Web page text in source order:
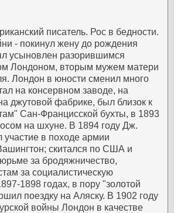
писатель. Рос в бедности.
- покинул жену до рождения
усыновлен разорившимся
Лондоном, вторым мужем матери
Лондон в юности сменил много
на консервном заводе, на
джутовой фабрике, был близок к
Сан-Францисской бухты, в 1893
на шхуне. В 1894 году Дж.
в походе армии
скитался по США и
за бродяжничество,
за социалистическую
1898 годах, в пору "золотой
поездку на Аляску. В 1902 году
войны Лондон в качестве